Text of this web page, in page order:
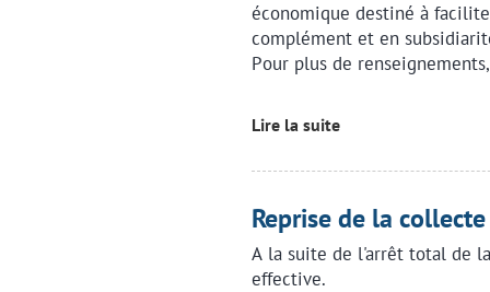
économique destiné à
complément et en
Pour plus de
Lire la suite
Reprise de la
A la suite de l'arrêt total de
effective.